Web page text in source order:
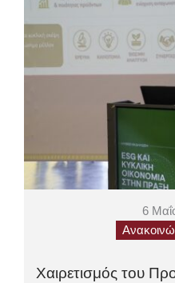
6
Χαιρετισμός του